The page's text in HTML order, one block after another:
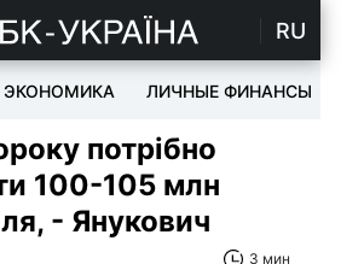
RU
ЭКОНОМИКА ЛИЧНЫЕ ФИНАНСЫ
потрібно
100-105 млн
- Янукович
3 мин